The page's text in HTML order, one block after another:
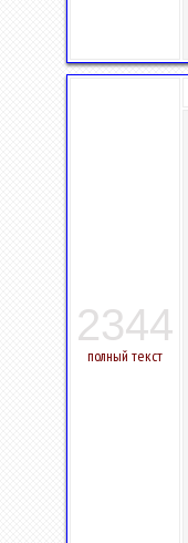
2344
полный текст